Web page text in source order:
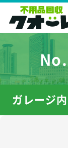
ガレージ